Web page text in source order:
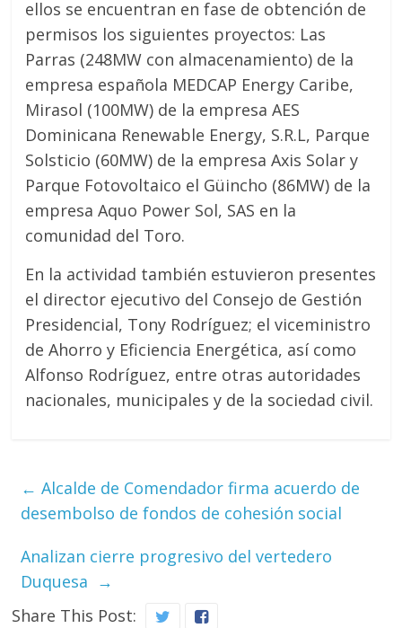
ellos se encuentran en fase de obtención de
permisos los siguientes proyectos: Las
Parras (248MW con almacenamiento) de la
empresa española MEDCAP Energy Caribe,
Mirasol (100MW) de la empresa AES
Dominicana Renewable Energy, S.R.L, Parque
Solsticio (60MW) de la empresa Axis Solar y
Parque Fotovoltaico el Güincho (86MW) de la
empresa Aquo Power Sol, SAS en la
comunidad del Toro.
En la actividad también estuvieron presentes
el director ejecutivo del Consejo de Gestión
Presidencial, Tony Rodríguez; el viceministro
de Ahorro y Eficiencia Energética, así como
Alfonso Rodríguez, entre otras autoridades
nacionales, municipales y de la sociedad civil.
← Alcalde de Comendador firma acuerdo de
desembolso de fondos de cohesión social
Analizan cierre progresivo del vertedero
Duquesa →
Share This Post: